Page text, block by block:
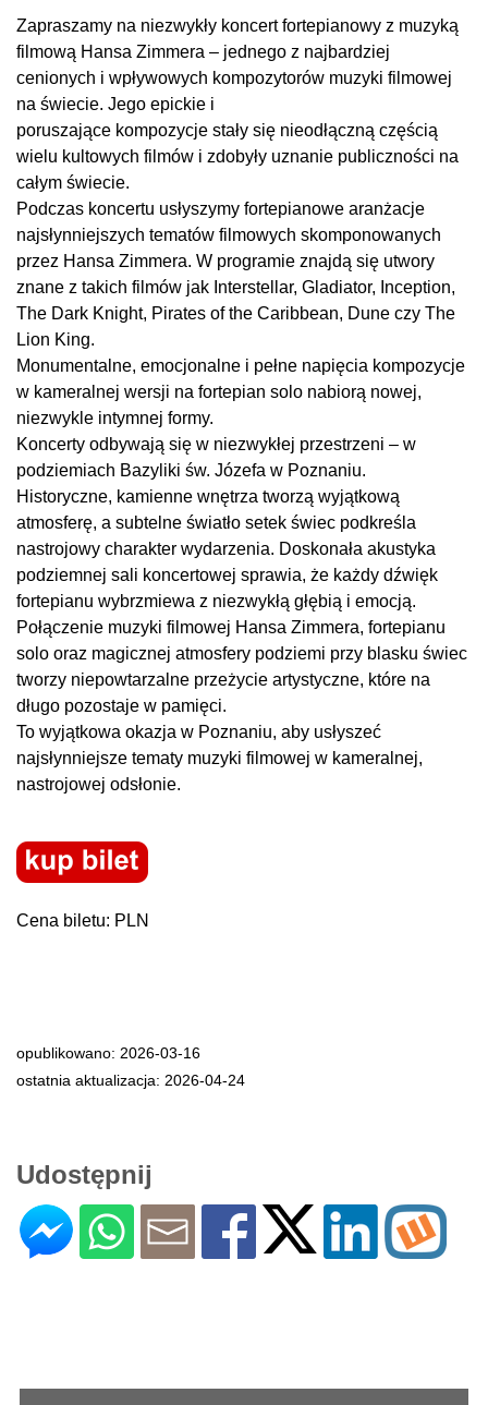
Zapraszamy na niezwykły koncert fortepianowy z muzyką
filmową Hansa Zimmera – jednego z najbardziej
cenionych i wpływowych kompozytorów muzyki filmowej
na świecie. Jego epickie i
poruszające kompozycje stały się nieodłączną częścią
wielu kultowych filmów i zdobyły uznanie publiczności na
całym świecie.
Podczas koncertu usłyszymy fortepianowe aranżacje
najsłynniejszych tematów filmowych skomponowanych
przez Hansa Zimmera. W programie znajdą się utwory
znane z takich filmów jak Interstellar, Gladiator, Inception,
The Dark Knight, Pirates of the Caribbean, Dune czy The
Lion King.
Monumentalne, emocjonalne i pełne napięcia kompozycje
w kameralnej wersji na fortepian solo nabiorą nowej,
niezwykle intymnej formy.
Koncerty odbywają się w niezwykłej przestrzeni – w
podziemiach Bazyliki św. Józefa w Poznaniu.
Historyczne, kamienne wnętrza tworzą wyjątkową
atmosferę, a subtelne światło setek świec podkreśla
nastrojowy charakter wydarzenia. Doskonała akustyka
podziemnej sali koncertowej sprawia, że każdy dźwięk
fortepianu wybrzmiewa z niezwykłą głębią i emocją.
Połączenie muzyki filmowej Hansa Zimmera, fortepianu
solo oraz magicznej atmosfery podziemi przy blasku świec
tworzy niepowtarzalne przeżycie artystyczne, które na
długo pozostaje w pamięci.
To wyjątkowa okazja w Poznaniu, aby usłyszeć
najsłynniejsze tematy muzyki filmowej w kameralnej,
nastrojowej odsłonie.
Cena biletu: PLN
opublikowano: 2026-03-16
ostatnia aktualizacja: 2026-04-24
Udostępnij